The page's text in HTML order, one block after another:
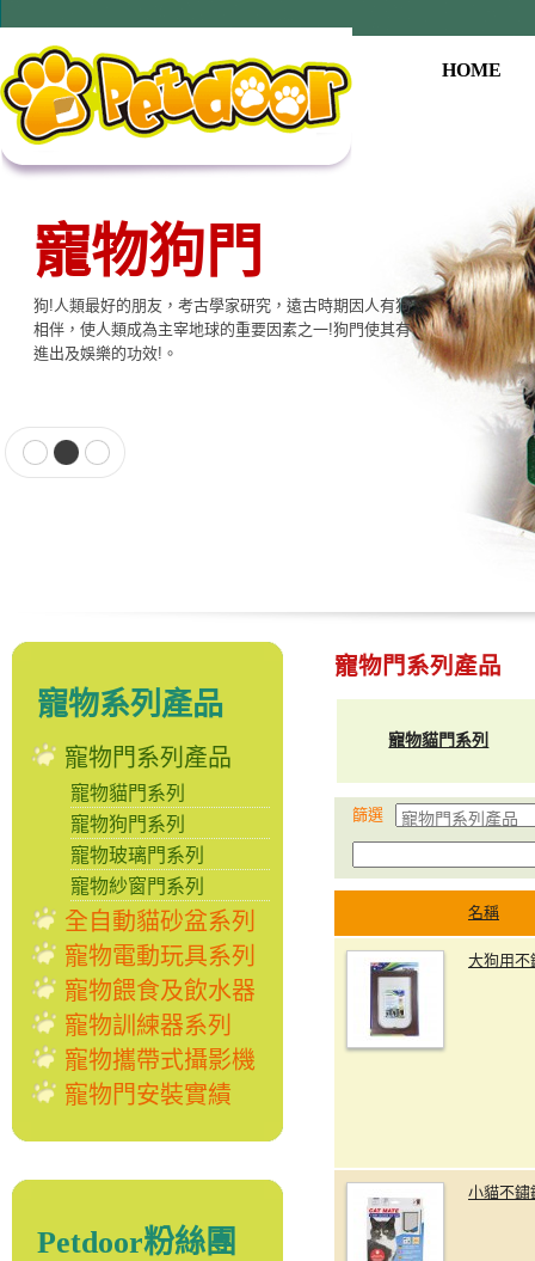
HOME
寵物用品系列
本公司提供寵物專用相關產品，貓門、狗門、餵食器、
飲水器、寵物專用電子產品…等至尊的品質，大眾的價
格適合各種寵物使用。
寵物系列產品
寵物門系列產品
寵物貓門系列
寵物狗門系列
寵物玻璃門系列
寵物紗窗門系列
全自動貓砂盆系列
寵物電動玩具系列
寵物餵食及飲水器
寵物訓練器系列
寵物攜帶式攝影機
寵物門安裝實績
Petdoor粉絲團
寵物門系列產品
寵物貓門系列
篩選
名稱
大狗用不
小貓不鏽